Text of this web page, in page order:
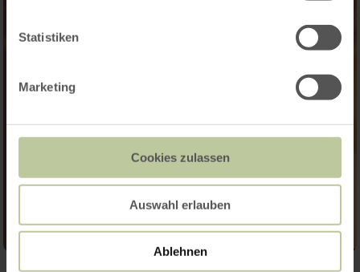
Statistiken
Marketing
Cookies zulassen
Auswahl erlauben
Ablehnen